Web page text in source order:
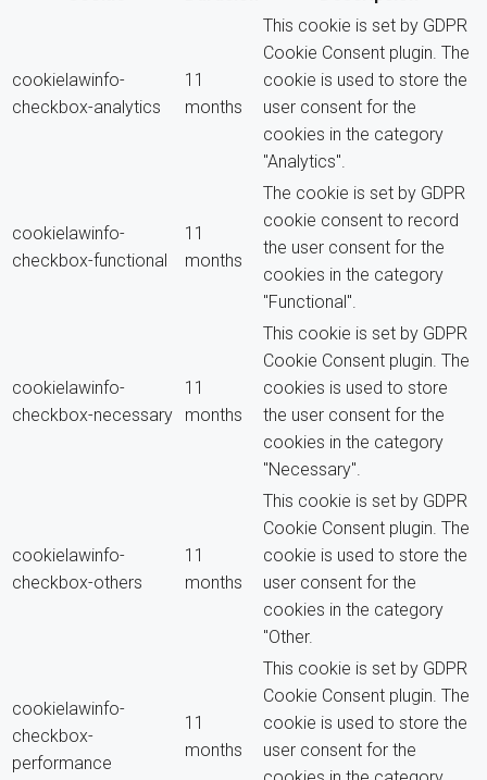
cookielawinfo-
checkbox-analytics
11
months
This cookie is set by GDPR
Cookie Consent plugin. The
cookie is used to store the
user consent for the
cookies in the category
"Analytics".
cookielawinfo-
checkbox-functional
11
months
The cookie is set by GDPR
cookie consent to record
the user consent for the
cookies in the category
"Functional".
cookielawinfo-
checkbox-necessary
11
months
This cookie is set by GDPR
Cookie Consent plugin. The
cookies is used to store
the user consent for the
cookies in the category
"Necessary".
cookielawinfo-
checkbox-others
11
months
This cookie is set by GDPR
Cookie Consent plugin. The
cookie is used to store the
user consent for the
cookies in the category
"Other.
cookielawinfo-
checkbox-
performance
11
months
This cookie is set by GDPR
Cookie Consent plugin. The
cookie is used to store the
user consent for the